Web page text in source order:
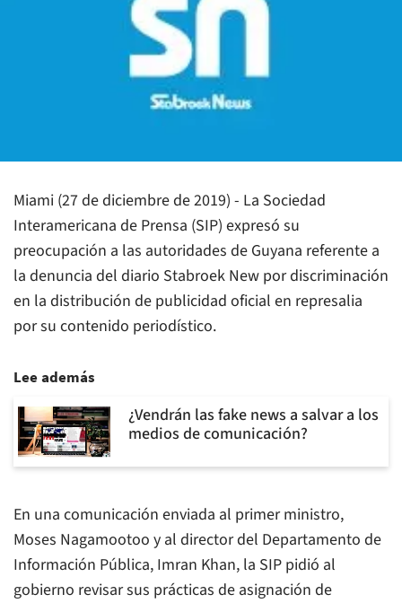
Miami (27 de diciembre de 2019) - La Sociedad
Interamericana de Prensa (SIP) expresó su
preocupación a las autoridades de Guyana referente a
la denuncia del diario Stabroek New por discriminación
en la distribución de publicidad oficial en represalia
por su contenido periodístico.
Lee además
¿Vendrán las fake news a salvar a los
medios de comunicación?
En una comunicación enviada al primer ministro,
Moses Nagamootoo y al director del Departamento de
Información Pública, Imran Khan, la SIP pidió al
gobierno revisar sus prácticas de asignación de